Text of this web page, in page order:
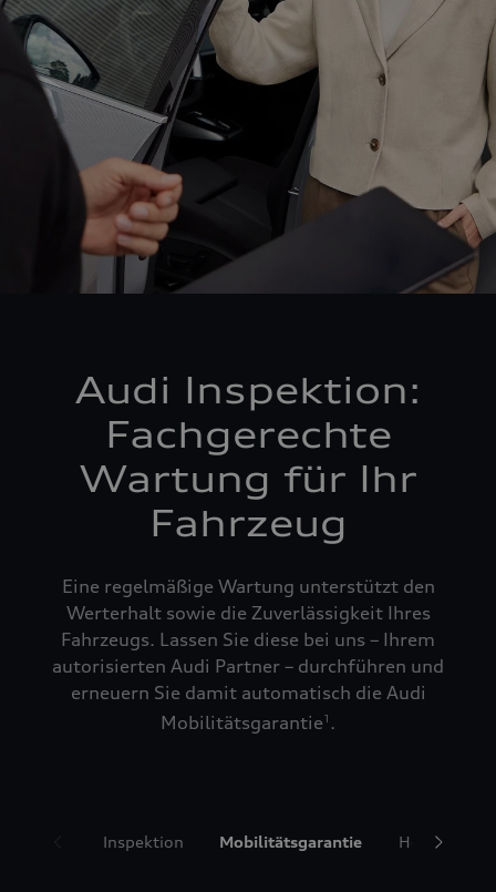
Audi Inspektion:
Fachgerechte
Wartung für Ihr
Fahrzeug
Eine regelmäßige Wartung unterstützt den
Werterhalt sowie die Zuverlässigkeit Ihres
Fahrzeugs. Lassen Sie diese bei uns – Ihrem
autorisierten Audi Partner – durchführen und
erneuern Sie damit automatisch die Audi
Mobilitätsgarantie1 .
Inspektion Mobilitätsgarantie Hol- und